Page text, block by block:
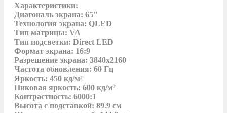
Характеристики:
Диагональ экрана: 65"
Технология экрана: QLED
Тип матрицы: VA
Тип подсветки: Direct LED
Формат экрана: 16:9
Разрешение экрана: 3840x2160
Частота обновления: 60 Гц
Яркость: 450 кд/м²
Пиковая яркость: 600 кд/м²
Контрастность: 6000:1
Высота с подставкой: 89.9 см